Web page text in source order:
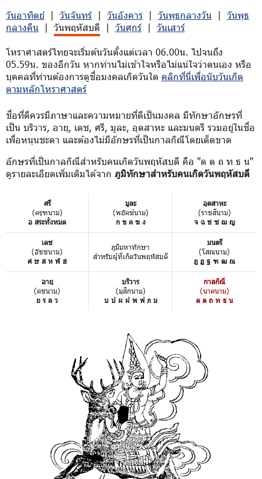
วันอาทิตย์| วันจันทร์ | วันอังคาร | วันพุธกลางวัน | วันพุธ
กลางคืน | วันพฤหัสบดี | วันศุกร์ | วันเสาร์
โหราศาสตร์ไทยจะเริ่มต้นวันตั้งแต่เวลา 06.00น. ไปจนถึง
05.59น. ของอีกวัน หากท่านไม่เข้าใจหรือไม่แน่ใจว่าตนเอง หรือ
บุคคลที่ท่านต้องการดูชื่อมงคลเกิดวันใด คลิกที่นี่เพื่อนับวันเกิด
ตามหลักโหราศาสตร์
ชื่อที่ดีควรมีภาษาและความหมายที่ดีเป็นมงคล มีทักษาอักษรที่
เป็น บริวาร, อายุ, เดช, ศรี, มูละ, อุตสาหะ และมนตรี รวมอยู่ในชื่อ
เพื่อหนุนชะตา และต้องไม่มีอักษรที่เป็นกาลกิณีโดยเด็ดขาด
อักษรที่เป็นกาลกิณีสำหรับคนเกิดวันพฤหัสบดี คือ "ด ต ถ ท ธ น"
ดูรายละเอียดเพิ่มเติมได้จาก ภูมิทักษาสำหรับคนเกิดวันพฤหัสบดี
ศรี
(ครุฑนาม)
อ สระทั้งหมด
มูละ
(พยัคฆ์นาม)
ก ข ค ฆ ง
อุตสาหะ
(ราชสีนาม)
จ ฉ ช ซ ฌ ญ
เดช
(อัชชนาม)
ศ ษ ส ห ฬ ฮ
ภูมิมหาทักษา
สำหรับผู้ที่เกิดวันพฤหัสบดี
มนตรี
(โสณนาม)
ฎ ฏ ฐ ฑ ฒ ณ
อายุ
(คชนาม)
ย ร ล ว
บริวาร
(มุสิกนาม)
บ ป ผ ฝ พ ฟ ภ ม
กาลกิณี
(นาคนาม)
ด ต ถ ท ธ น